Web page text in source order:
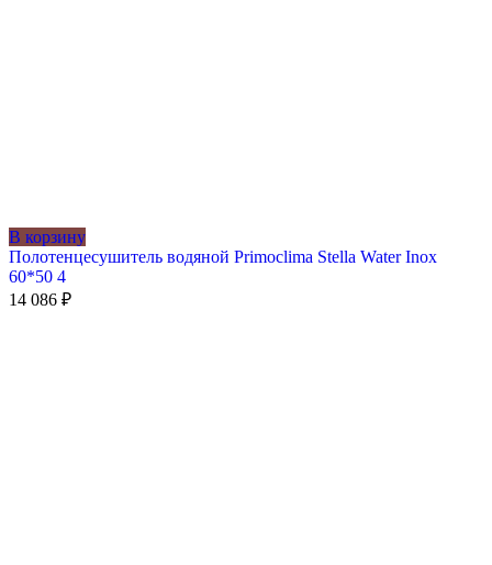
В корзину
Полотенцесушитель водяной Primoclima Stella Water Inox
60*50 4
14 086 ₽